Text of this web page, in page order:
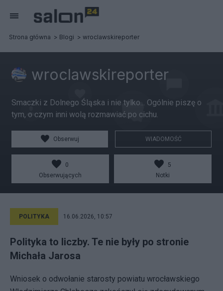
Strona główna Blogi wroclawskireporter
wroclawskireporter
Smaczki z Dolnego Śląska i nie tylko... Ogólnie piszę o
tym, o czym inni wolą rozmawiać po cichu.
Obserwuj WIADOMOŚĆ
0
Obserwujących
5
Notki
POLITYKA 16.06.2026, 10:57
Polityka to liczby. Te nie były po stronie
Michała Jarosa
Wniosek o odwołanie starosty powiatu wrocławskiego